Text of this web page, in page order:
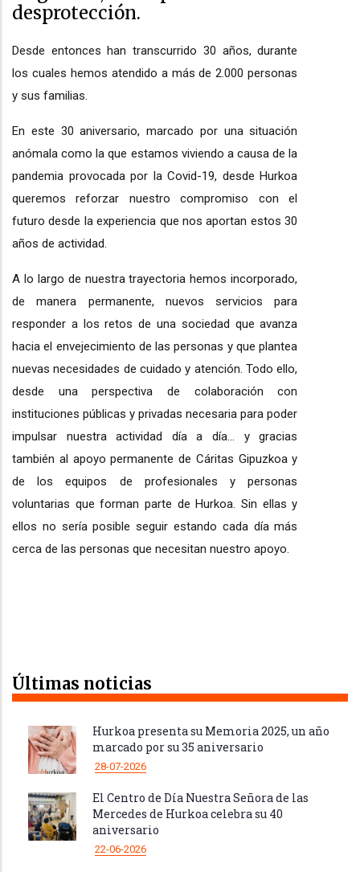
desprotección.
Desde entonces han transcurrido 30 años, durante
los cuales hemos atendido a más de 2.000 personas
y sus familias.
En este 30 aniversario, marcado por una situación
anómala como la que estamos viviendo a causa de la
pandemia provocada por la Covid-19, desde Hurkoa
queremos reforzar nuestro compromiso con el
futuro desde la experiencia que nos aportan estos 30
años de actividad.
A lo largo de nuestra trayectoria hemos incorporado,
de manera permanente, nuevos servicios para
responder a los retos de una sociedad que avanza
hacia el envejecimiento de las personas y que plantea
nuevas necesidades de cuidado y atención. Todo ello,
desde una perspectiva de colaboración con
instituciones públicas y privadas necesaria para poder
impulsar nuestra actividad día a día… y gracias
también al apoyo permanente de Cáritas Gipuzkoa y
de los equipos de profesionales y personas
voluntarias que forman parte de Hurkoa. Sin ellas y
ellos no sería posible seguir estando cada día más
cerca de las personas que necesitan nuestro apoyo.
Últimas noticias
Hurkoa presenta su Memoria 2025, un año
marcado por su 35 aniversario
28-07-2026
El Centro de Día Nuestra Señora de las
Mercedes de Hurkoa celebra su 40
aniversario
22-06-2026